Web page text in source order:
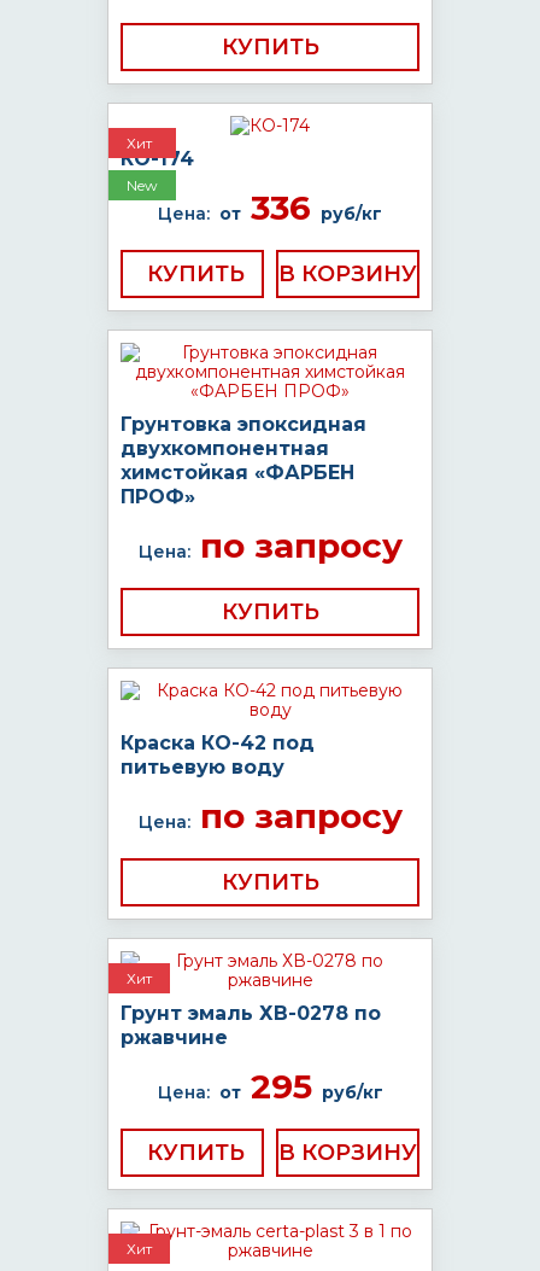
КУПИТЬ
Хит
New
КО-174
Цена: от 336 руб/кг
КУПИТЬ
Грунтовка эпоксидная
двухкомпонентная
химстойкая «ФАРБЕН
ПРОФ»
Цена:по запросу
КУПИТЬ
Краска КО-42 под
питьевую воду
Цена:по запросу
КУПИТЬ
Хит
Грунт эмаль ХВ-0278 по
ржавчине
Цена: от295 руб/кг
КУПИТЬ
Хит